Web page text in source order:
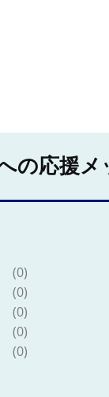
の応援メ
(0)
(0)
(0)
(0)
(0)